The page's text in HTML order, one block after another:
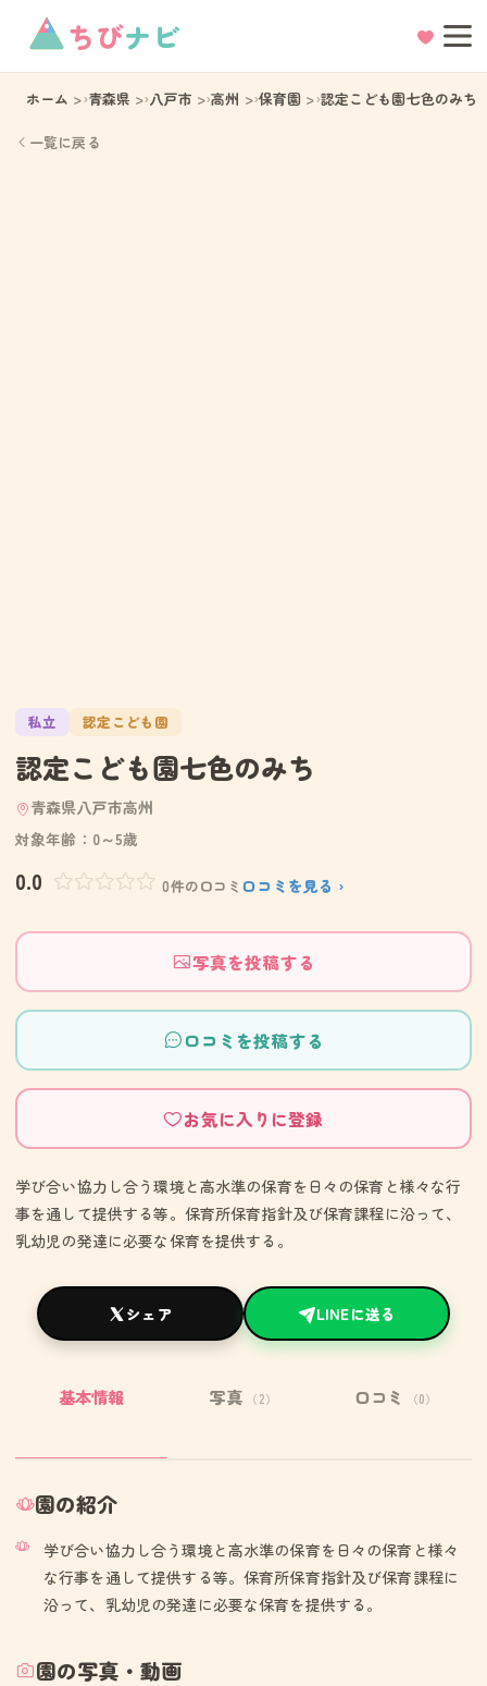
ちびナビ
ホーム 青森県 八戸市 高州 保育園 認定こども園七色のみち
一覧に戻る
私立 認定こども園
認定こども園七色のみち
青森県八戸市高州
対象年齢：0～5歳
0.0 0件の口コミ 口コミを見る ›
写真を投稿する
口コミを投稿する
お気に入りに登録
学び合い協力し合う環境と高水準の保育を日々の保育と様々な行
事を通して提供する等。保育所保育指針及び保育課程に沿って、
乳幼児の発達に必要な保育を提供する。
シェア LINEに送る
基本情報 写真 （2） 口コミ （0）
園の紹介
学び合い協力し合う環境と高水準の保育を日々の保育と様々
な行事を通して提供する等。保育所保育指針及び保育課程に
沿って、乳幼児の発達に必要な保育を提供する。
園の写真・動画